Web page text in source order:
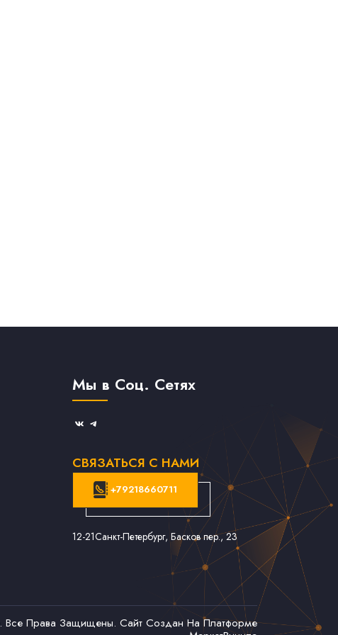
Мы в Соц. Сетях
СВЯЗАТЬСЯ С НАМИ
+79218660711
12-21Санкт-Петербург, Басков пер., 23
. Все Права Защищены. Сайт Создан На Платформе